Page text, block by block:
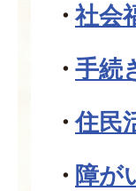
社会
手続
住民
障が